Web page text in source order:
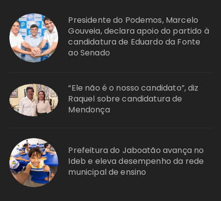
Presidente do Podemos, Marcelo
Gouveia, declara apoio do partido à
candidatura de Eduardo da Fonte
ao Senado
“Ele não é o nosso candidato”, diz
Raquel sobre candidatura de
Mendonça
Prefeitura do Jaboatão avança no
Ideb e eleva desempenho da rede
municipal de ensino